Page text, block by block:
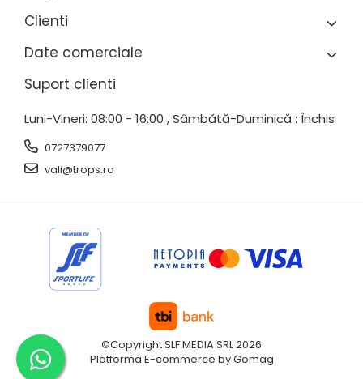
Clienti
Date comerciale
Suport clienti
Luni-Vineri: 08:00 - 16:00 , Sâmbătă-Duminică : Închis
0727379077
vali@trops.ro
©Copyright SLF MEDIA SRL 2026
Platforma E-commerce by Gomag